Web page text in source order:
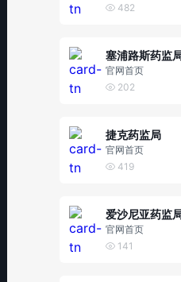
482
塞浦路斯药监
官网首页
202
捷克药监局
官网首页
419
爱沙尼亚药监
官网首页
141